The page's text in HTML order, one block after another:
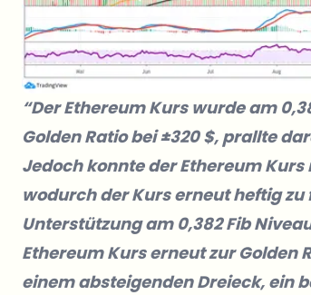
“Der Ethereum Kurs wurde am
Golden Ratio bei ±320 $, prallte
Jedoch konnte der Ethereum
wodurch der Kurs erneut heftig
Unterstützung am 0,382 Fib
Ethereum Kurs erneut zur Golden
einem absteigenden Dreieck, ein